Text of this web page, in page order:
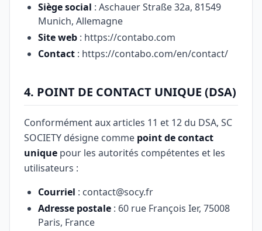
Siège social : Aschauer Straße 32a, 81549
Munich, Allemagne
Site web : https://contabo.com
Contact : https://contabo.com/en/contact/
4. POINT DE CONTACT UNIQUE (DSA)
Conformément aux articles 11 et 12 du DSA, SC
SOCIETY désigne comme point de contact
unique pour les autorités compétentes et les
utilisateurs :
Courriel : contact@socy.fr
Adresse postale : 60 rue François Ier, 75008
Paris, France